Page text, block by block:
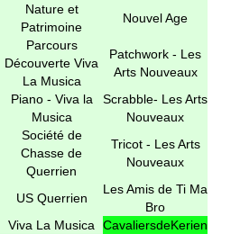
Nature et
Patrimoine
Nouvel Age
Parcours
Découverte Viva
La Musica
Patchwork - Les
Arts Nouveaux
Piano - Viva la
Musica
Scrabble- Les Arts
Nouveaux
Société de
Chasse de
Querrien
Tricot - Les Arts
Nouveaux
US Querrien
Les Amis de Ti Ma
Bro
Viva La Musica
CavaliersdeKerien